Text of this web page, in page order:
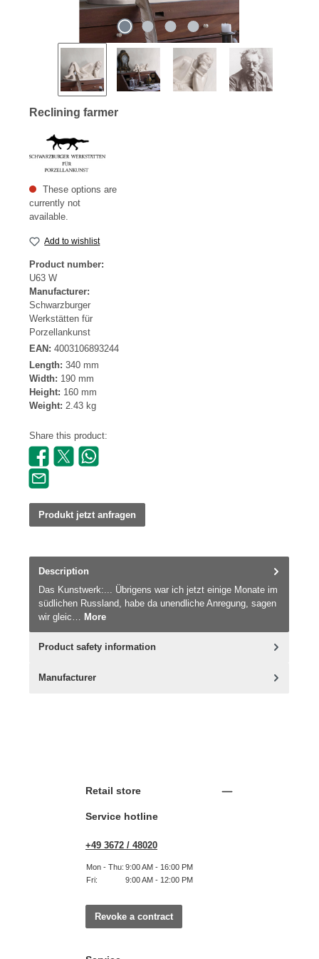
Reclining farmer
These options are
currently not
available.
Add to wishlist
Product number:
U63 W
Manufacturer:
Schwarzburger
Werkstätten für
Porzellankunst
EAN: 4003106893244
Length: 340 mm
Width: 190 mm
Height: 160 mm
Weight: 2.43 kg
Share this product:
Produkt jetzt anfragen
Description
Das Kunstwerk:... Übrigens war ich jetzt einige Monate im
südlichen Russland, habe da unendliche Anregung, sagen
wir gleic… More
Product safety information
Manufacturer
Retail store
Service hotline
+49 3672 / 48020
Mon - Thu: 9:00 AM - 16:00 PM
Fri:
9:00 AM - 12:00 PM
Revoke a contract